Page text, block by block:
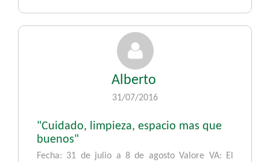
Alberto
31/07/2016
"Cuidado, limpieza, espacio mas que
buenos"
Fecha: 31 de julio a 8 de agosto Valore VA: El